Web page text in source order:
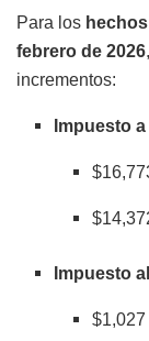
Para los
febrero de 2026
incrementos:
Impuesto
Impuesto